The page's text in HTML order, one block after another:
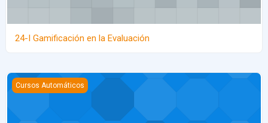
24-I Gamificación en la Evaluación
Pruebas Jitsi
Cursos Automáticos